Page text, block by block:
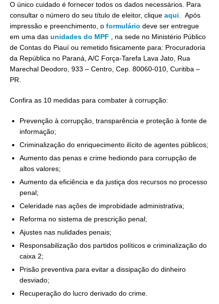
O único cuidado é fornecer todos os dados necessários. Para
consultar o número do seu título de eleitor, clique aqui . Após
impressão e preenchimento, o formulário deve ser entregue
em uma das unidades do MPF , na sede no Ministério Público
de Contas do Piauí ou remetido fisicamente para: Procuradoria
da República no Paraná, A/C Força-Tarefa Lava Jato, Rua
Marechal Deodoro, 933 – Centro, Cep. 80060-010, Curitiba –
PR.
Confira as 10 medidas para combater à corrupção:
Prevenção à corrupção, transparência e proteção à fonte de
informação;
Criminalização do enriquecimento ilícito de agentes públicos;
Aumento das penas e crime hediondo para corrupção de
altos valores;
Aumento da eficiência e da justiça dos recursos no processo
penal;
Celeridade nas ações de improbidade administrativa;
Reforma no sistema de prescrição penal;
Ajustes nas nulidades penais;
Responsabilização dos partidos políticos e criminalização do
caixa 2;
Prisão preventiva para evitar a dissipação do dinheiro
desviado;
Recuperação do lucro derivado do crime.